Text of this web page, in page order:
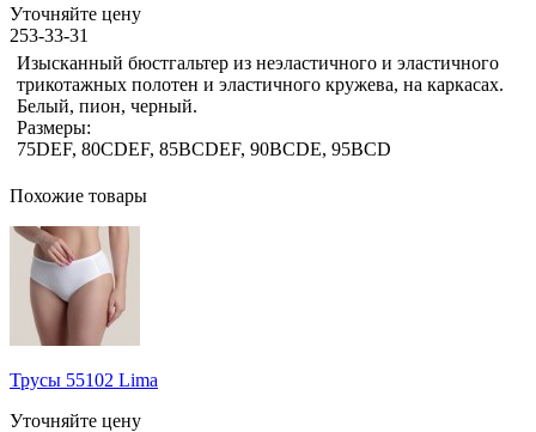
Уточняйте цену
253-33-31
Изысканный бюстгальтер из неэластичного и эластичного
трикотажных полотен и эластичного кружева, на каркасах.
Белый, пион, черный.
Размеры:
75DEF, 80CDEF, 85BCDEF, 90BCDE, 95BCD
Похожие товары
Трусы 55102 Lima
Уточняйте цену